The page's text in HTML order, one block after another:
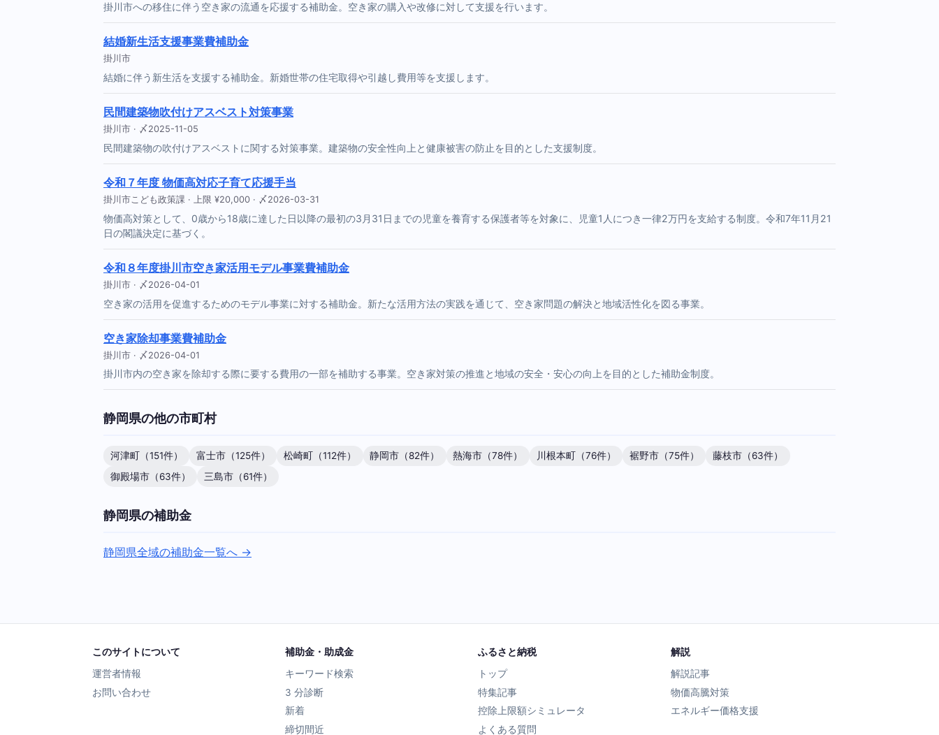
掛川市への移住に伴う空き家の流通を応援する補助金。空き家の購入や改修に対して支援を行います。
結婚新生活支援事業費補助金
掛川市
結婚に伴う新生活を支援する補助金。新婚世帯の住宅取得や引越し費用等を支援します。
民間建築物吹付けアスベスト対策事業
掛川市 · 〆2025-11-05
民間建築物の吹付けアスベストに関する対策事業。建築物の安全性向上と健康被害の防止を目的とした支援制度。
令和７年度 物価高対応子育て応援手当
掛川市こども政策課 · 上限 ¥20,000 · 〆2026-03-31
物価高対策として、0歳から18歳に達した日以降の最初の3月31日までの児童を養育する保護者等を対象に、児童1人につき一律2万円を支給する制度。令和7年11月21
日の閣議決定に基づく。
令和８年度掛川市空き家活用モデル事業費補助金
掛川市 · 〆2026-04-01
空き家の活用を促進するためのモデル事業に対する補助金。新たな活用方法の実践を通じて、空き家問題の解決と地域活性化を図る事業。
空き家除却事業費補助金
掛川市 · 〆2026-04-01
掛川市内の空き家を除却する際に要する費用の一部を補助する事業。空き家対策の推進と地域の安全・安心の向上を目的とした補助金制度。
静岡県の他の市町村
河津町（151件） 富士市（125件） 松崎町（112件） 静岡市（82件） 熱海市（78件） 川根本町（76件） 裾野市（75件）
藤枝市（63件）
御殿場市（63件）
三島市（61件）
静岡県の補助金
静岡県全域の補助金一覧へ →
このサイトについて
運営者情報
お問い合わせ
補助金・助成金
キーワード検索
3 分診断
新着
締切間近
ふるさと納税
トップ
特集記事
控除上限額シミュレータ
よくある質問
解説
解説記事
物価高騰対策
エネルギー価格支援